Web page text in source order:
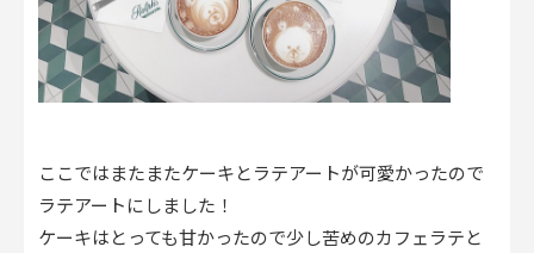
ここではまたまたケーキとラテアートが可愛かったので
ラテアートにしました！
ケーキはとっても甘かったので少し苦めのカフェラテと